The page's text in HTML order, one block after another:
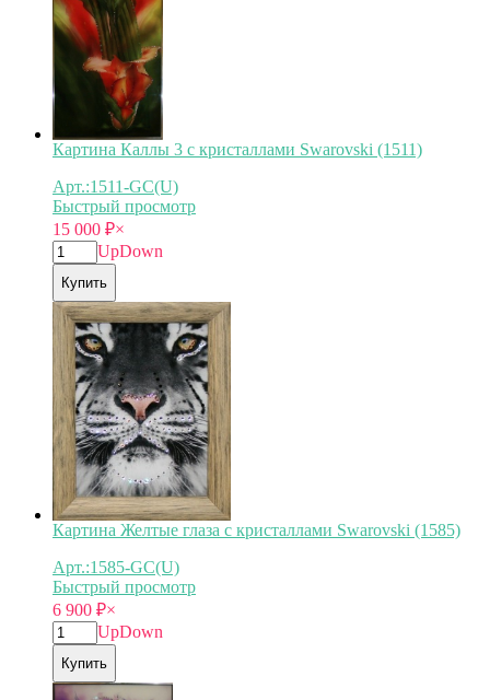
Картина Каллы 3 с кристаллами Swarovski (1511)
Арт.:1511-GC(U)
Быстрый просмотр
15 000 ₽×
UpDown
Купить
Картина Желтые глаза с кристаллами Swarovski (1585)
Арт.:1585-GC(U)
Быстрый просмотр
6 900 ₽×
UpDown
Купить